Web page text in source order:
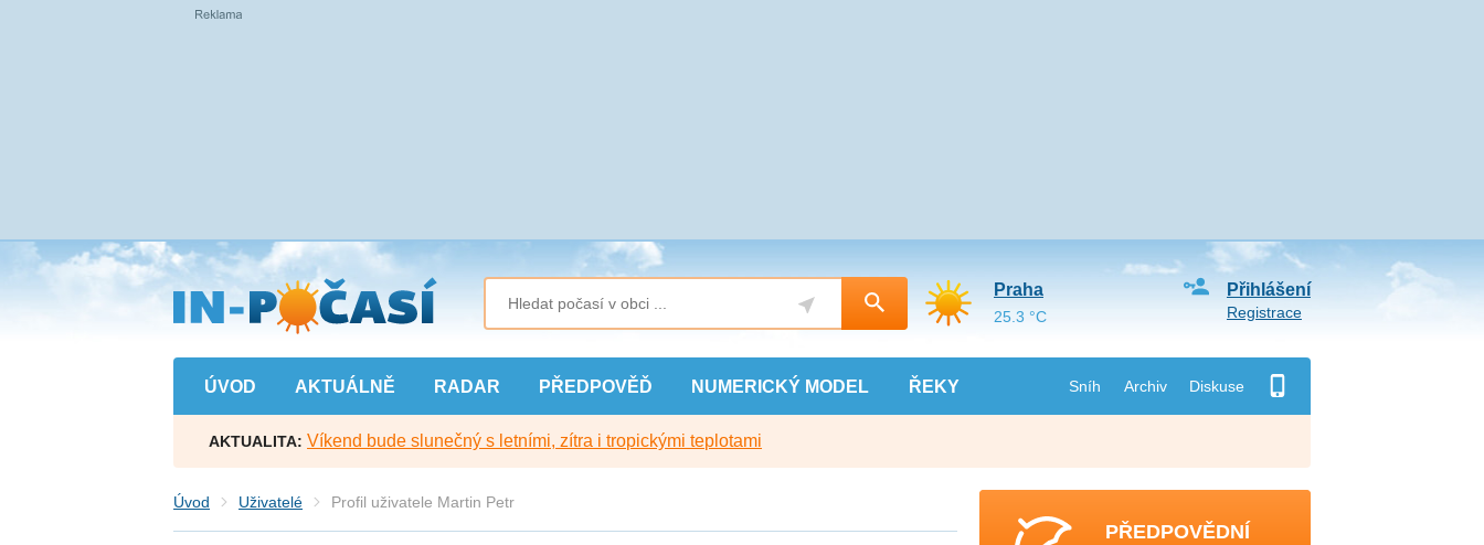
Přejít
na
hlavní
obsah
ÚVOD AKTUÁLNĚ RADAR PŘEDPOVĚĎ NUMERICKÝ MODEL ŘEKY Sníh Archiv Diskuse
Přihlášení
Registrace
Praha
25.3 °C
AKTUALITA: Víkend bude slunečný s letními, zítra i tropickými teplotami
Úvod Uživatelé Profil uživatele Martin Petr
PŘEDPOVĚDNÍ